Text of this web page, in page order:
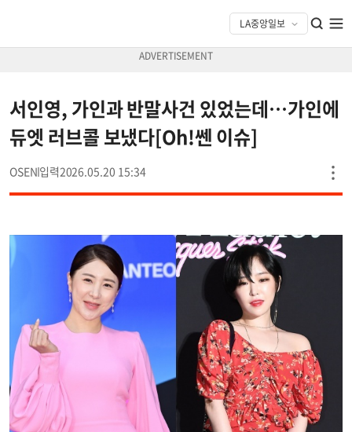
서인영, 가인과 반말사건 있었는데…가인에
듀엣 러브콜 보냈다[Oh!쎈 이슈]
OSEN 2026.05.20 15:34